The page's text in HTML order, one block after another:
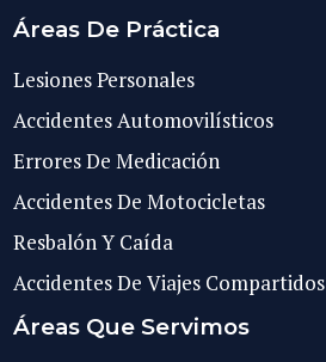
Áreas De Práctica
Lesiones Personales
Accidentes Automovilísticos
Errores De Medicación
Accidentes De Motocicletas
Resbalón Y Caída
Accidentes De Viajes Compartidos
Áreas Que Servimos